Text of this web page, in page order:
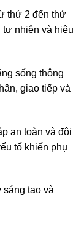
thứ 2 đến thứ
tự nhiên và hiệu
sống thông
giao tiếp và
an toàn và đội
tố khiến phụ
tạo và